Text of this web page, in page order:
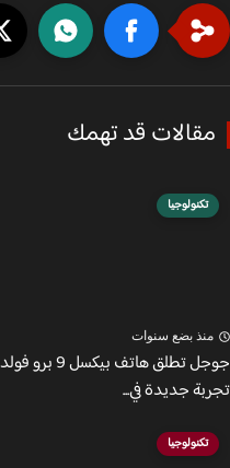
قد تهمك
تكنولوجيا
بضع سنوات
جوجل تطلق هاتف بيكسل 9 برو فولد:
جديدة في...
تكنولوجيا